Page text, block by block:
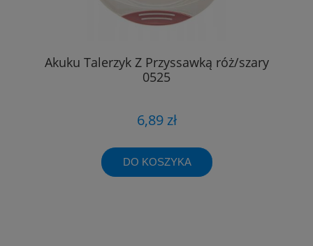
Akuku Talerzyk Z Przyssawką róż/szary
0525
6,89 zł
DO KOSZYKA